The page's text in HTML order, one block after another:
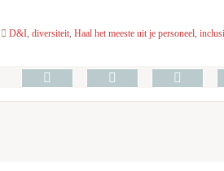
D&I,diversiteit,Haal het meeste uit je personeel,